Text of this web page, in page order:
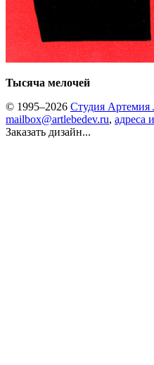
Тысяча мелочей
© 1995–2026 Студия Артемия
mailbox@artlebedev.ru, адреса
Заказать дизайн...